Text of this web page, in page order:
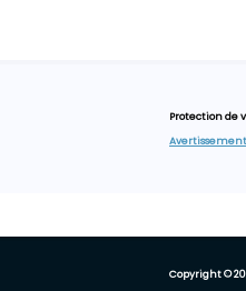
Protection de
Avertissement
Copyright ©